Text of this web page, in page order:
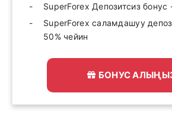
SuperForex Депозитсиз бонус
SuperForex саламдашуу
50% чейин
БОНУС